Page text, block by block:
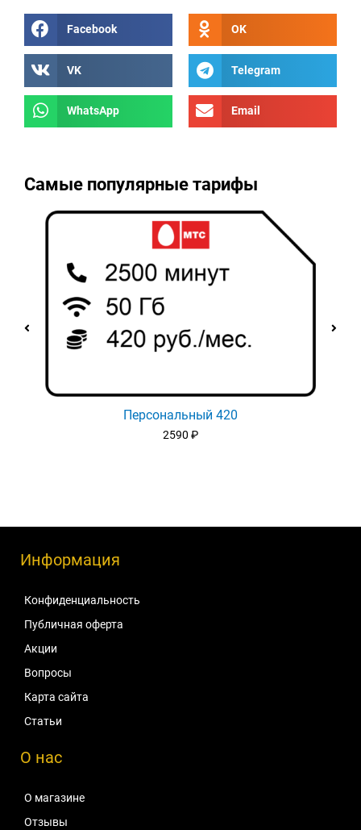
Facebook OK
VK Telegram
WhatsApp Email
Самые популярные тарифы
Персональный 420
2590 ₽
Информация
Конфиденциальность
Публичная оферта
Акции
Вопросы
Карта сайта
Статьи
О нас
О магазине
Отзывы